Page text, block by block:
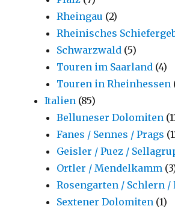
Rheingau (2)
Rheinisches
Schwarzwald (5)
Touren im Saarland (4)
Touren in Rheinhessen
Italien (85)
Belluneser Dolomiten
Fanes / Sennes / Prags
Geisler / Puez /
Ortler / Mendelkamm
Rosengarten / Schlern
Sextener Dolomiten (1)